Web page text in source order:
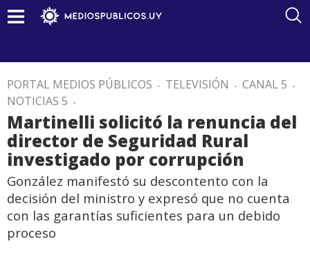
PORTAL MEDIOS PÚBLICOS . TELEVISIÓN . CANAL 5 .
NOTICIAS 5 .
Martinelli solicitó la renuncia del
director de Seguridad Rural
investigado por corrupción
González manifestó su descontento con la
decisión del ministro y expresó que no cuenta
con las garantías suficientes para un debido
proceso